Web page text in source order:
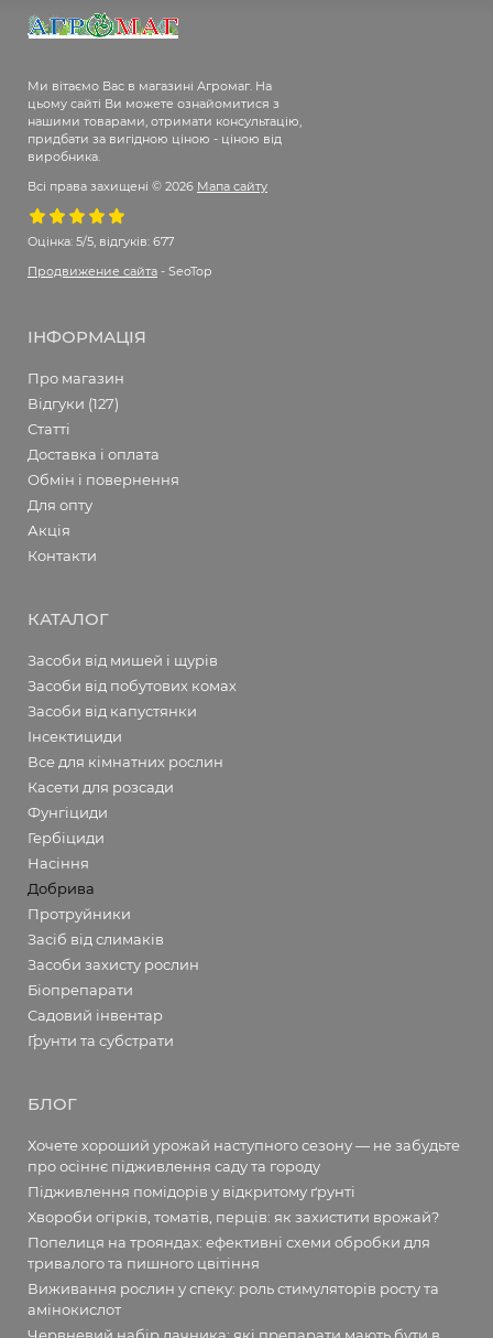
Ми вітаємо Вас в магазині Агромаг. На
цьому сайті Ви можете ознайомитися з
нашими товарами, отримати консультацію,
придбати за вигідною ціною - ціною від
виробника.
Всі права захищені © 2026 Мапа сайту
Оцінка: 5/5, відгуків: 677
Продвижение сайта - SeoTop
ІНФОРМАЦІЯ
Про магазин
Відгуки (127)
Статті
Доставка і оплата
Обмін і повернення
Для опту
Акція
Контакти
КАТАЛОГ
Засоби від мишей і щурів
Засоби від побутових комах
Засоби від капустянки
Інсектициди
Все для кімнатних рослин
Касети для розсади
Фунгіциди
Гербіциди
Насіння
Добрива
Протруйники
Засіб від слимаків
Засоби захисту рослин
Біопрепарати
Садовий інвентар
Ґрунти та субстрати
БЛОГ
Хочете хороший урожай наступного сезону — не забудьте
про осіннє підживлення саду та городу
Підживлення помідорів у відкритому ґрунті
Хвороби огірків, томатів, перців: як захистити врожай?
Попелиця на трояндах: ефективні схеми обробки для
тривалого та пишного цвітіння
Виживання рослин у спеку: роль стимуляторів росту та
амінокислот